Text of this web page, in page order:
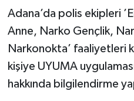
Adana’da polis ekipleri
Anne, Narko Gençlik,
Narkonokta’ faaliyetleri
kişiye UYUMA
hakkında bilgilendirme